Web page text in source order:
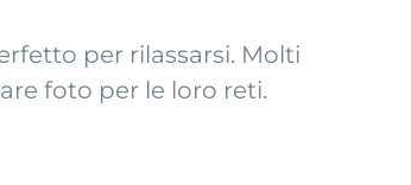
per rilassarsi. Molti
foto per le loro reti.